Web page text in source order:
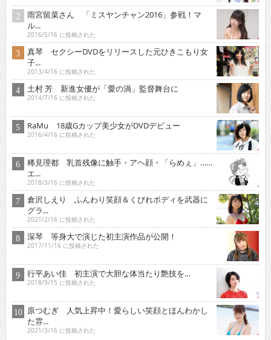
雨宮留菜さん 「ミスヤンチャン2016」参戦！マ
ル...
2016/5/16 に投稿された
真琴 セクシーDVDをリリースした元ひきこもり女
子...
2013/4/16 に投稿された
土村 芳 新進女優が「愛の渦」監督舞台に
2014/7/16 に投稿された
RaMu 18歳Gカップ美少女がDVDデビュー
2016/4/16 に投稿された
稀見理都 乳首残像に触手・アヘ顔・「らめぇ」……
エ...
2018/3/16 に投稿された
倉沢しえり ふんわり笑顔＆くびれボディを武器に
グラ...
2021/2/16 に投稿された
深琴 等身大で演じた初主演作品が公開！
2017/11/16 に投稿された
行平あい佳 初主演で大胆な体当たり艶技を…
2018/9/15 に投稿された
原つむぎ 人気上昇中！愛らしい笑顔とほんわかし
た雰...
2021/3/16 に投稿された